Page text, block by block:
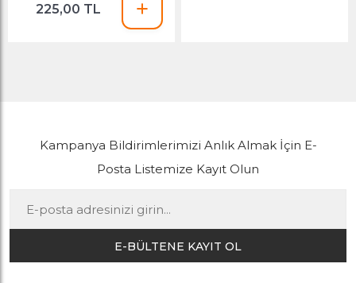
225,00 TL
Kampanya Bildirimlerimizi Anlık Almak İçin E-
Posta Listemize Kayıt Olun
E-BÜLTENE KAYIT OL